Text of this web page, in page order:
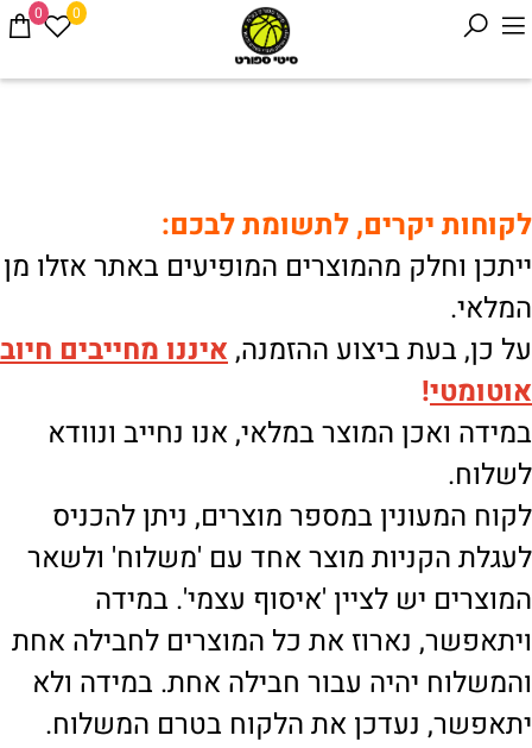
0 0
לקוחות יקרים, לתשומת לבכם:
ייתכן וחלק מהמוצרים המופיעים באתר אזלו מן
המלאי.
על כן, בעת ביצוע ההזמנה, איננו מחייבים חיוב
אוטומטי!
במידה ואכן המוצר במלאי, אנו נחייב ונוודא
לשלוח.
לקוח המעונין במספר מוצרים, ניתן להכניס
לעגלת הקניות מוצר אחד עם 'משלוח' ולשאר
המוצרים יש לציין 'איסוף עצמי'. במידה
ויתאפשר, נארוז את כל המוצרים לחבילה אחת
והמשלוח יהיה עבור חבילה אחת. במידה ולא
יתאפשר, נעדכן את הלקוח בטרם המשלוח.